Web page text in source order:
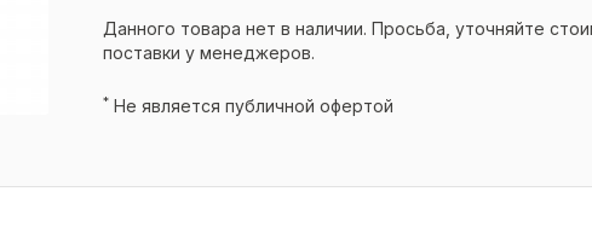
Данного товара нет в наличии. Просьба, уточняйте
поставки у менеджеров.
* Не является публичной офертой